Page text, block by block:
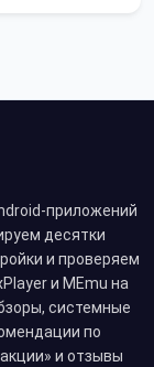
приложений
десятки
и проверяем
и MEmu на
системные
по
и отзывы